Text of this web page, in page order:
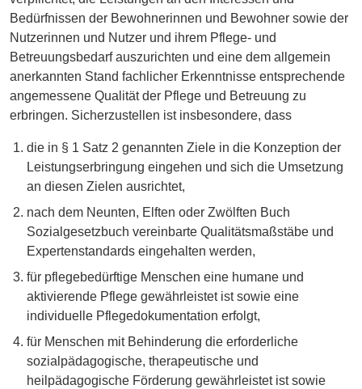
Bedürfnissen der Bewohnerinnen und Bewohner sowie der
Nutzerinnen und Nutzer und ihrem Pflege- und
Betreuungsbedarf auszurichten und eine dem allgemein
anerkannten Stand fachlicher Erkenntnisse entsprechende
angemessene Qualität der Pflege und Betreuung zu
erbringen. Sicherzustellen ist insbesondere, dass
die in § 1 Satz 2 genannten Ziele in die Konzeption der
Leistungserbringung eingehen und sich die Umsetzung
an diesen Zielen ausrichtet,
nach dem Neunten, Elften oder Zwölften Buch
Sozialgesetzbuch vereinbarte Qualitätsmaßstäbe und
Expertenstandards eingehalten werden,
für pflegebedürftige Menschen eine humane und
aktivierende Pflege gewährleistet ist sowie eine
individuelle Pflegedokumentation erfolgt,
für Menschen mit Behinderung die erforderliche
sozialpädagogische, therapeutische und
heilpädagogische Förderung gewährleistet ist sowie